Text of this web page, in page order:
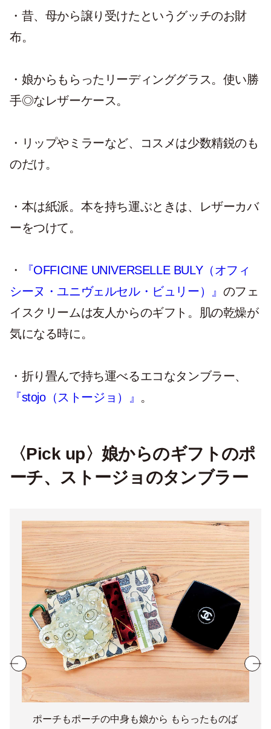
・昔、母から譲り受けたというグッチのお財
布。
・娘からもらったリーディンググラス。使い勝
手◎なレザーケース。
・リップやミラーなど、コスメは少数精鋭のも
のだけ。
・本は紙派。本を持ち運ぶときは、レザーカバ
ーをつけて。
・
『OFFICINE UNIVERSELLE BULY（オフィ
シーヌ・ユニヴェルセル・ビュリー）』 のフェ
イスクリームは友人からのギフト。肌の乾燥が
気になる時に。
・折り畳んで持ち運べるエコなタンブラー、
『stojo（ストージョ）』 。
〈Pick up〉娘からのギフトのポ
ーチ、ストージョのタンブラー
ポーチもポーチの中身も娘から もらったものば